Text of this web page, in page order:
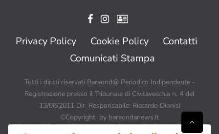
Privacy Policy Cookie Policy
Contatti
Comunicati Stampa
Tutti i diritti riservati Baraond@ Periodico Indipendente -
Registrazione presso il Tribunale di Civitavecchia n. 4 del
13/06/2011 Dir. Responsabile: Riccardo Dionisi
©Copyright by baraondanews.it
Tutti i contenuti di BaraondaNews possono quindi essere utilizzati a patto di citare sempre
Baraondanews.it come fonte ed inserire un link o un collegamento visibile a